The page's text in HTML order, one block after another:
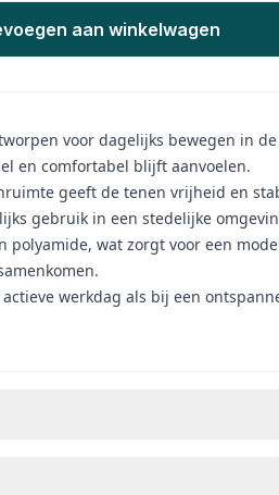
aan winkelwagen
voor dagelijks bewegen in
en comfortabel blijft aanvoelen.
geeft de tenen vrijheid en
gebruik in een stedelijke
polyamide, wat zorgt voor een
werkdag als bij een